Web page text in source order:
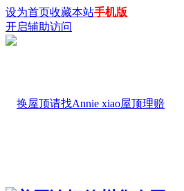
设为首页收藏本站手机版
开启辅助访问